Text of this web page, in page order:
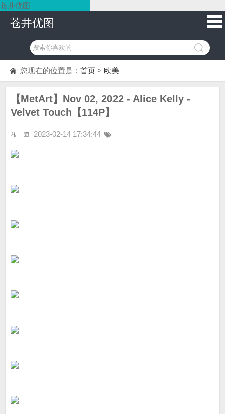
苍井优图
苍井优图
您现在的位置是： 首页 > 欧美
【MetArt】Nov 02, 2022 - Alice Kelly -
Velvet Touch【114P】
2023-02-14 17:34:44